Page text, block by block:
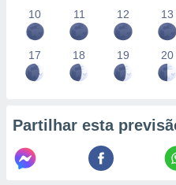
10
11 12 13
17 18 19 20
Partilhar esta